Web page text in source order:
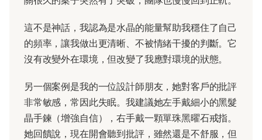
這不是神話，我認為是水晶的能量幫助我穩住了自己
的頻率，讓我做出更清晰、不被情緒干擾的判斷。它
沒有改變外在環境，但改變了我應對環境的狀態。
另一個案例是我的一位設計師朋友，她對客戶的批評
非常敏感，常因此失眠。我建議她左手戴細小的黑髮
晶手鍊（增強自信），右手戴一顆單珠黑曜石戒指。
她回饋說，現在開會聽到批評，雖然還是不舒服，但